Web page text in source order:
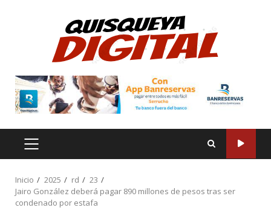
MENÚ
PRINCIPAL
Inicio 2025 rd
23
Jairo González deberá pagar 890 millones de pesos tras ser
condenado por estafa